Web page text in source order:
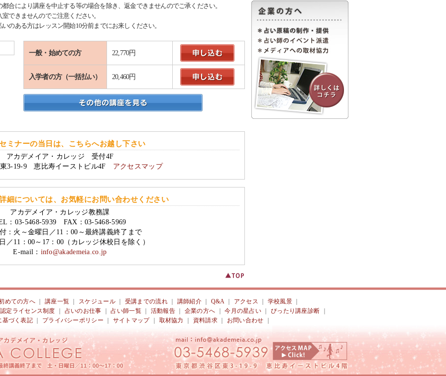
合により講座を中止する等の場合を除き、返金できませんのでご承ください。
できませんのでご注意ください。
のある方はレッスン開始10分前までにお来しください。
一般・始めての方 22,770円
入学者の方（一括払い） 20,460円
ミナーの当日は、こちらへお越し下さい
アカデメイア・カレッジ 受付4F
3-19-9 恵比寿イーストビル4F アクセスマップ
細については、お気軽にお問い合わせください
アカデメイア・カレッジ教務課
：03-5468-5939 FAX：03-5468-5969
：火～金曜日／11：00～最終講義終了まで
／11：00～17：00（カレッジ休校日を除く）
E-mail： info@akademeia.co.jp
めての方へ 講座一覧 スケジュール｜ 受講までの流れ｜ 講師紹介｜ Q&A｜ アクセス 学校風景
認定ライセンス制度 占いのお仕事 ｜占い師一覧｜ 活動報告｜ 企業の方へ ｜今月の星占い ぴったり講座診断
基づく表記 プライバシーポリシー サイトマップ｜ 取材協力 資料請求｜ お問い合わせ